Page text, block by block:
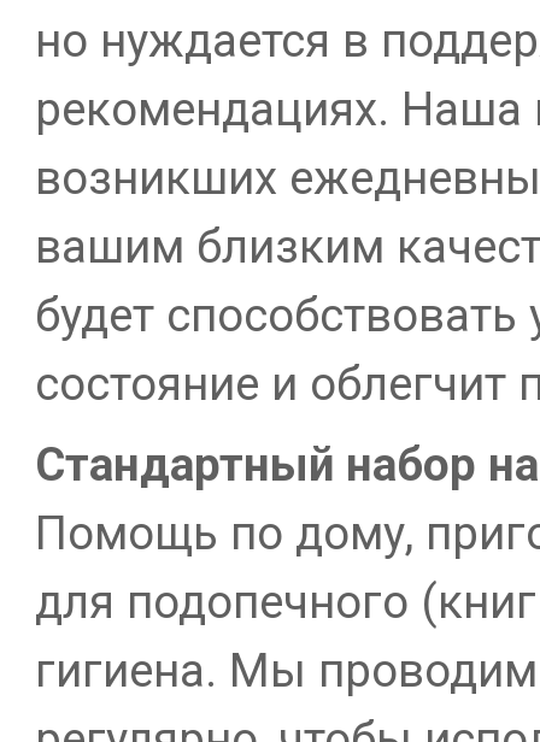
но нуждается в
рекомендациях. Наша
возникших
вашим близким
будет
состояние и
Стандартный набор
Помощь по дому,
для подопечного
гигиена. Мы